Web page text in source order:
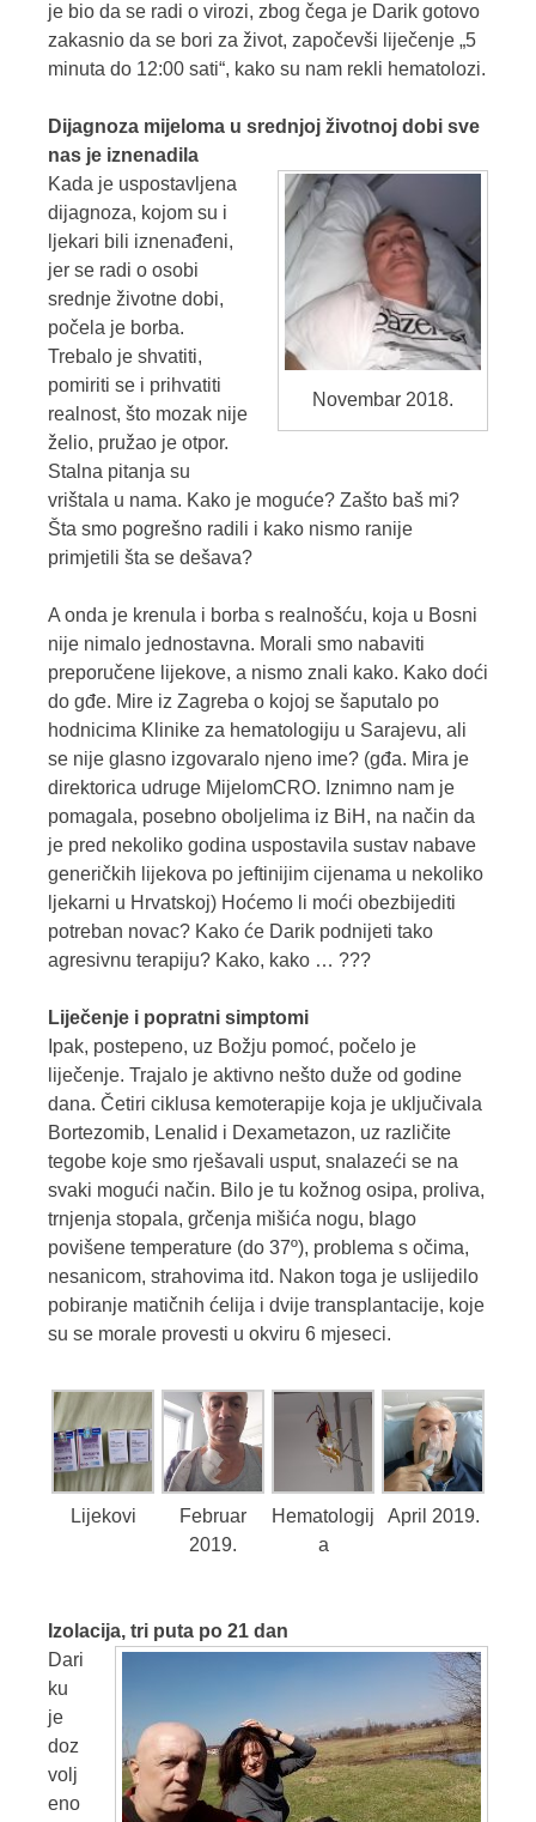
je bio da se radi o virozi, zbog čega je Darik gotovo
zakasnio da se bori za život, započevši liječenje „5
minuta do 12:00 sati“, kako su nam rekli hematolozi.
Dijagnoza mijeloma u srednjoj životnoj dobi sve
nas je iznenadila
Novembar 2018.
Kada je uspostavljena
dijagnoza, kojom su i
ljekari bili iznenađeni,
jer se radi o osobi
srednje životne dobi,
počela je borba.
Trebalo je shvatiti,
pomiriti se i prihvatiti
realnost, što mozak nije
želio, pružao je otpor.
Stalna pitanja su
vrištala u nama. Kako je moguće? Zašto baš mi?
Šta smo pogrešno radili i kako nismo ranije
primjetili šta se dešava?
A onda je krenula i borba s realnošću, koja u Bosni
nije nimalo jednostavna. Morali smo nabaviti
preporučene lijekove, a nismo znali kako. Kako doći
do gđe. Mire iz Zagreba o kojoj se šaputalo po
hodnicima Klinike za hematologiju u Sarajevu, ali
se nije glasno izgovaralo njeno ime? (gđa. Mira je
direktorica udruge MijelomCRO. Iznimno nam je
pomagala, posebno oboljelima iz BiH, na način da
je pred nekoliko godina uspostavila sustav nabave
generičkih lijekova po jeftinijim cijenama u nekoliko
ljekarni u Hrvatskoj) Hoćemo li moći obezbijediti
potreban novac? Kako će Darik podnijeti tako
agresivnu terapiju? Kako, kako … ???
Liječenje i popratni simptomi
Ipak, postepeno, uz Božju pomoć, počelo je
liječenje. Trajalo je aktivno nešto duže od godine
dana. Četiri ciklusa kemoterapije koja je uključivala
Bortezomib, Lenalid i Dexametazon, uz različite
tegobe koje smo rješavali usput, snalazeći se na
svaki mogući način. Bilo je tu kožnog osipa, proliva,
trnjenja stopala, grčenja mišića nogu, blago
povišene temperature (do 37º), problema s očima,
nesanicom, strahovima itd. Nakon toga je uslijedilo
pobiranje matičnih ćelija i dvije transplantacije, koje
su se morale provesti u okviru 6 mjeseci.
Lijekovi
Februar
2019.
Hematologij
a
April 2019.
Izolacija, tri puta po 21 dan
Dari
ku
je
doz
volj
eno